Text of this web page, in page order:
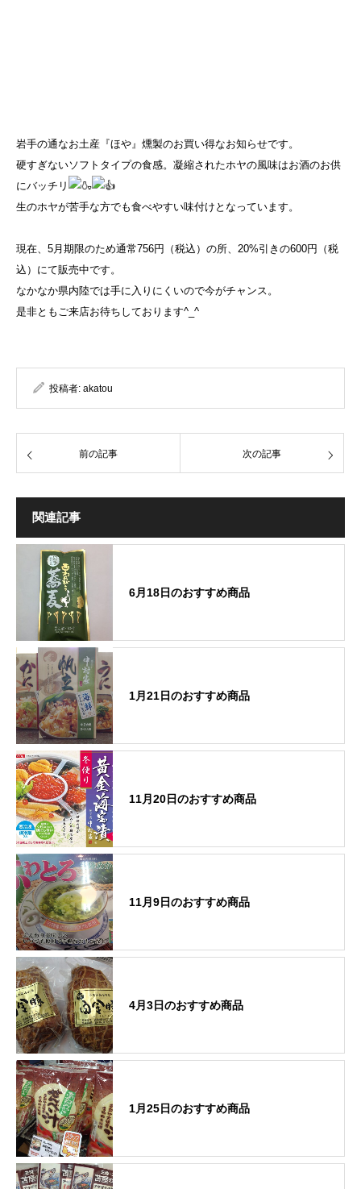
岩手の通なお土産『ほや』燻製のお買い得なお知らせです。
硬すぎないソフトタイプの食感。凝縮されたホヤの風味はお酒のお供
にバッチリ
生のホヤが苦手な方でも食べやすい味付けとなっています。
現在、5月期限のため通常756円（税込）の所、20%引きの600円（税
込）にて販売中です。
なかなか県内陸では手に入りにくいので今がチャンス。
是非ともご来店お待ちしております^_^
投稿者: akatou
前の記事 次の記事
関連記事
6月18日のおすすめ商品
1月21日のおすすめ商品
11月20日のおすすめ商品
11月9日のおすすめ商品
4月3日のおすすめ商品
1月25日のおすすめ商品